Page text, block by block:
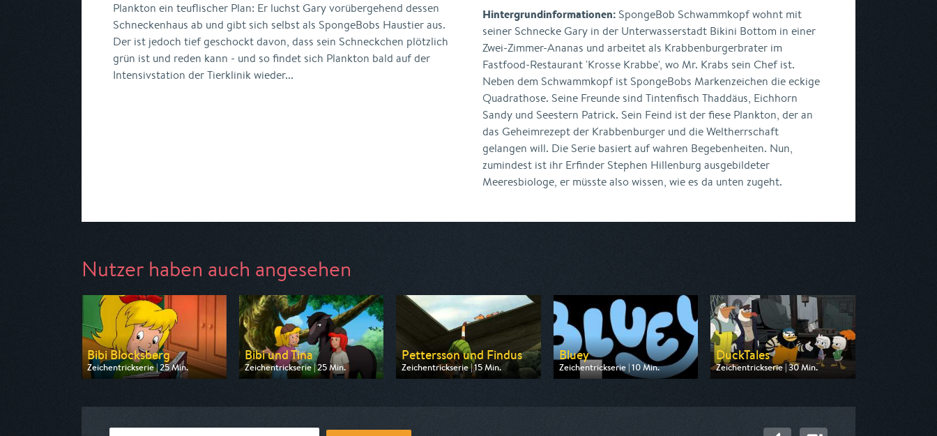
Plankton ein teuflischer Plan: Er luchst Gary vorübergehend dessen
Schneckenhaus ab und gibt sich selbst als SpongeBobs Haustier aus.
Der ist jedoch tief geschockt davon, dass sein Schneckchen plötzlich
grün ist und reden kann - und so findet sich Plankton bald auf der
Intensivstation der Tierklinik wieder...
Hintergrundinformationen: SpongeBob Schwammkopf wohnt mit
seiner Schnecke Gary in der Unterwasserstadt Bikini Bottom in einer
Zwei-Zimmer-Ananas und arbeitet als Krabbenburgerbrater im
Fastfood-Restaurant 'Krosse Krabbe', wo Mr. Krabs sein Chef ist.
Neben dem Schwammkopf ist SpongeBobs Markenzeichen die eckige
Quadrathose. Seine Freunde sind Tintenfisch Thaddäus, Eichhorn
Sandy und Seestern Patrick. Sein Feind ist der fiese Plankton, der an
das Geheimrezept der Krabbenburger und die Weltherrschaft
gelangen will. Die Serie basiert auf wahren Begebenheiten. Nun,
zumindest ist ihr Erfinder Stephen Hillenburg ausgebildeter
Meeresbiologe, er müsste also wissen, wie es da unten zugeht.
Nutzer haben auch angesehen
Bibi Blocksberg
Zeichentrickserie | 25 Min.
Ausgestrahlt von ZDF
Bibi und Tina
Zeichentrickserie | 25 Min.
Ausgestrahlt von ZDF
Pettersson und Findus
Zeichentrickserie | 15 Min.
Ausgestrahlt von ZDF
Bluey
Zeichentrickserie | 10 Min.
Ausgestrahlt von Disney Channel
DuckTales
Zeichentrickserie | 30 Min.
Ausgestrahlt von Disney Channel